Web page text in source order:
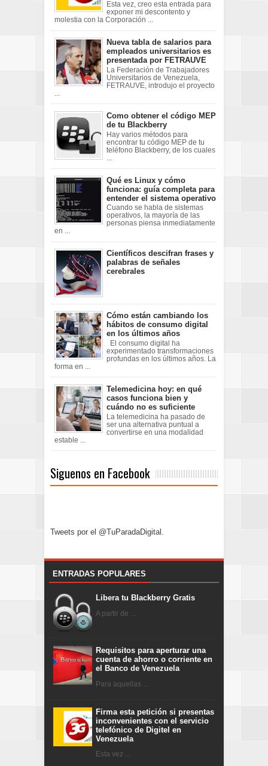
Esta vez, creo esta entrada para
exponer mi descontento y
molestia con la Corporación ...
Nueva tabla de salarios para
empleados universitarios es
presentada por FETRAUVE
La Federación de Trabajadores
Universitarios de Venezuela,
FETRAUVE, introdujo el proyecto
Como obtener el código MEP
de tu Blackberry
Hay varios métodos para
encontrar tu código MEP de tu
teléfono Blackberry, de los cuales
Qué es Linux y cómo
funciona: guía completa para
entender el sistema operativo
Cuando se habla de sistemas
operativos, la mayoría de las
personas piensa inmediatamente
en ...
Científicos descifran frases y
palabras de señales
cerebrales
Cómo están cambiando los
hábitos de consumo digital
en los últimos años
El consumo digital ha
experimentado transformaciones
profundas en los últimos años. La
forma en ...
Telemedicina hoy: en qué
casos funciona bien y
cuándo no es suficiente
La telemedicina ha pasado de
ser una alternativa puntual a
convertirse en una modalidad
estable ...
Siguenos en Facebook
Tweets por el @TuParadaDigital.
ENTRADAS POPULARES
Libera tu Blackberry Gratis
A partir de ...
Requisitos para aperturar una
cuenta de ahorro o corriente en
el Banco de Venezuela
Para aquellas ...
Firma esta petición si presentas
inconvenientes con el servicio
telefónico de Digitel en
Venezuela
Esta vez ...